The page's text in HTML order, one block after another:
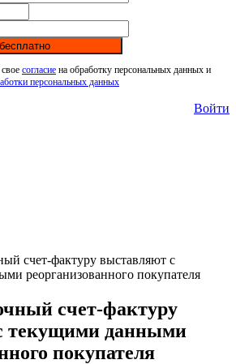
согласие на обработку персональных данных и
персональных данных
Войти
счет-фактуру выставляют с
реорганизованного покупателя
счет-фактуру
текущими данными
покупателя